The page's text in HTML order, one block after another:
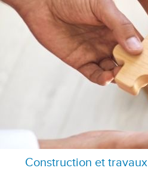
Construction et travaux